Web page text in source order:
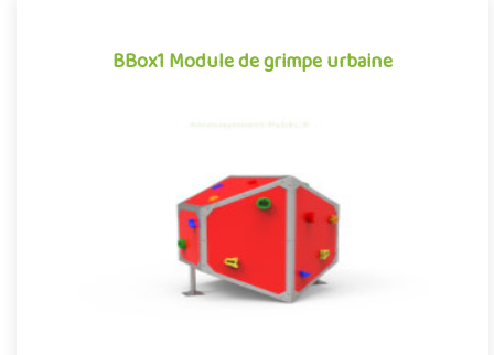
BBox1 Module de grimpe urbaine
Structure d'escalade pour aménagements extérieurs composé
d'un bloc tridimensionnel, le module de grimpe urbaine BBox1 se
dém..
Offre partenaire